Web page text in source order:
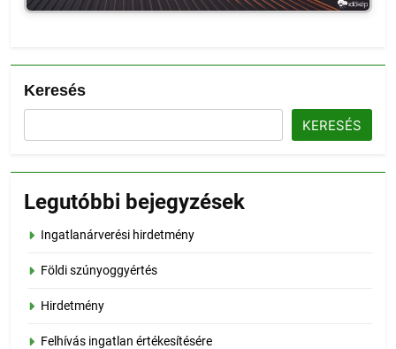
Keresés
KERESÉS
Legutóbbi bejegyzések
Ingatlanárverési hirdetmény
Földi szúnyoggyértés
Hirdetmény
Felhívás ingatlan értékesítésére